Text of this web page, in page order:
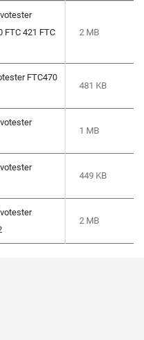
FTC 421 FTC
2 MB
FTC470
481 KB
1 MB
449 KB
2 MB